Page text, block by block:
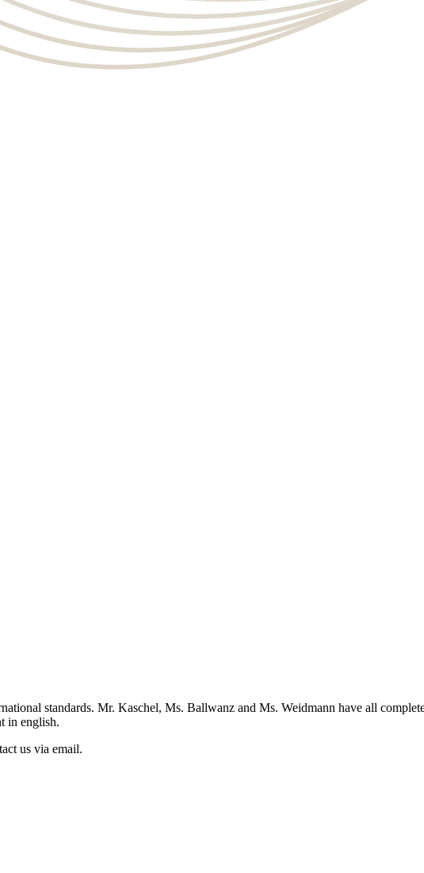
standards. Mr. Kaschel, Ms. Ballwanz and Ms. Weidmann have all
in english.
us via email.